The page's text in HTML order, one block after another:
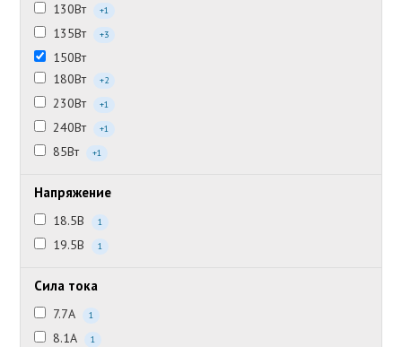
130Вт +1
135Вт +3
150Вт
180Вт
+2
230Вт +1
240Вт +1
85Вт +1
Напряжение
18.5В 1
19.5В 1
Сила тока
7.7А 1
8.1А 1